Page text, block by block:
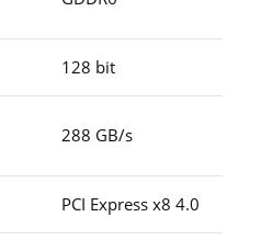
128 bit
288 GB/s
PCI Express x8 4.0